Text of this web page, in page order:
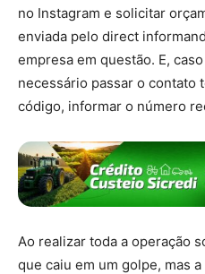
no Instagram e solicitar
enviada pelo direct
empresa em questão. E,
necessário passar o contato
código, informar o número
Ao realizar toda a operação
que caiu em um golpe, mas